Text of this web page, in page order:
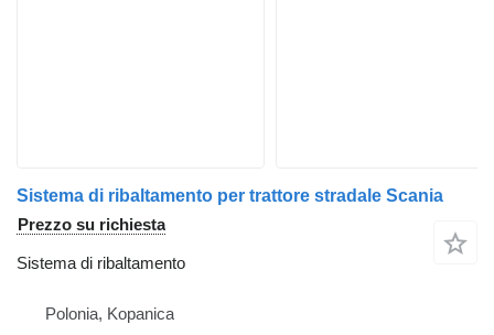
Sistema di ribaltamento per trattore stradale Scania
Prezzo su richiesta
Sistema di ribaltamento
Polonia, Kopanica